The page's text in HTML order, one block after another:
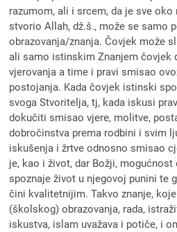
razumom, ali i srcem, da je sve oko
stvorio Allah, dž.š., može se samo
obrazovanja/znanja. Čovjek može
ali samo istinskim Znanjem čovjek
vjerovanja a time i pravi smisao
postojanja. Kada čovjek istinski
svoga Stvoritelja, tj, kada iskusi
dokučiti smisao vjere, molitve,
dobročinstva prema rodbini i svim
iskušenja i žrtve odnosno smisao
je, kao i život, dar Božji,
spoznaje život u njegovoj punini te
čini kvalitetnijim. Takvo znanje,
(školskog) obrazovanja, rada,
iskustva, islam uvažava i potiče, i